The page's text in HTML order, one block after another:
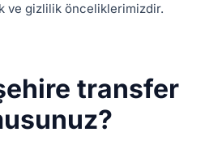
ve gizlilik önceliklerimizdir.
transfer